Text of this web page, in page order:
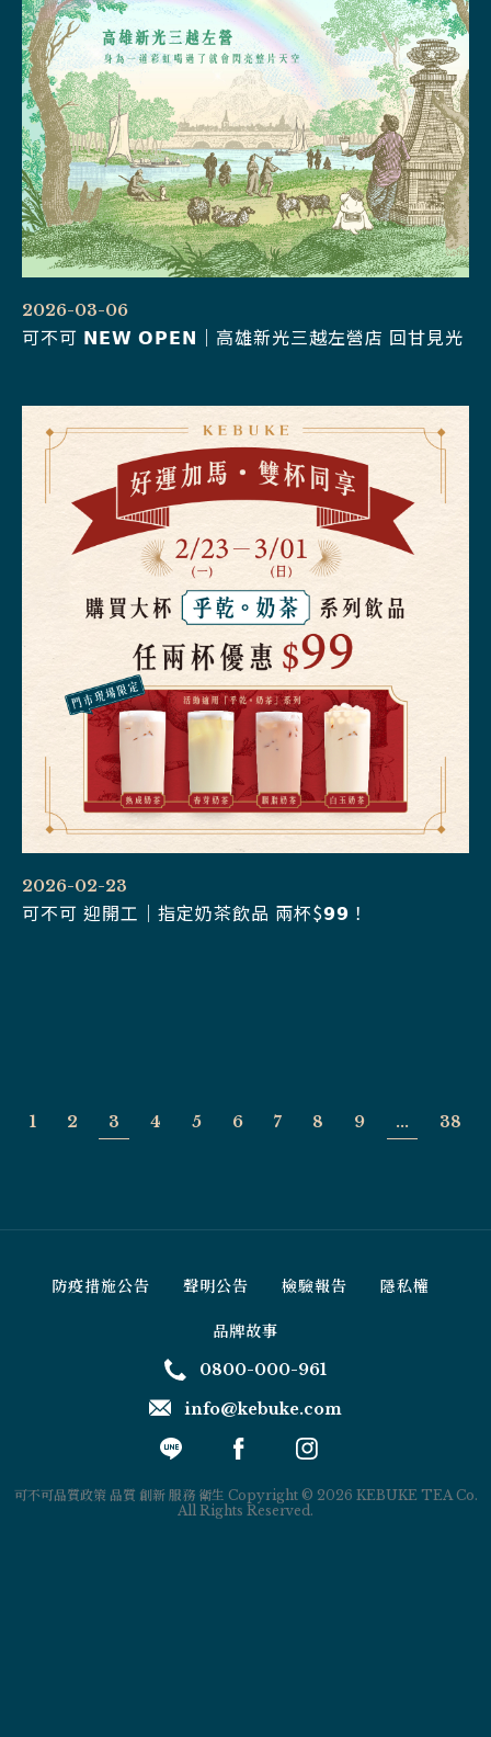
2026-03-06
可不可 𝗡𝗘𝗪 𝗢𝗣𝗘𝗡｜高雄新光三越左營店 回甘見光
2026-02-23
可不可 迎開工｜指定奶茶飲品 兩杯$𝟵𝟵！
1 2 3 4 5 6 7 8 9 ... 38
防疫措施公告 聲明公告 檢驗報告 隱私權
品牌故事
0800-000-961
info@kebuke.com
可不可品質政策 品質 創新 服務 衛生 Copyright © 2026 KEBUKE TEA Co.
All Rights Reserved.